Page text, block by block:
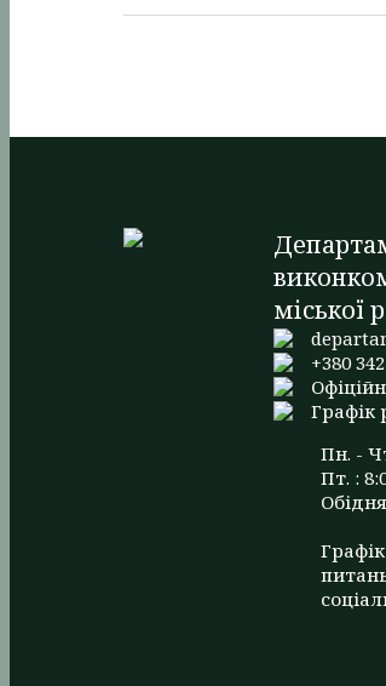
міської
+380
Графік
Пн. -
Пт. :